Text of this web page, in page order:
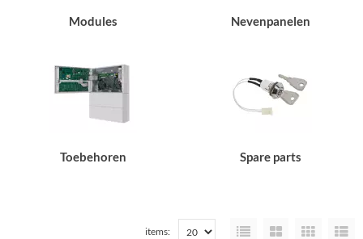
Modules Nevenpanelen
Toebehoren Spare parts
items: